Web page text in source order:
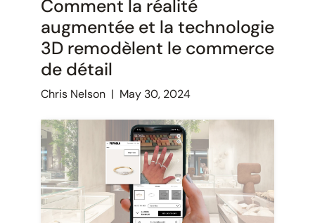
Comment la réalité
augmentée et la technologie
3D remodèlent le commerce
de détail
Chris Nelson| May 30, 2024